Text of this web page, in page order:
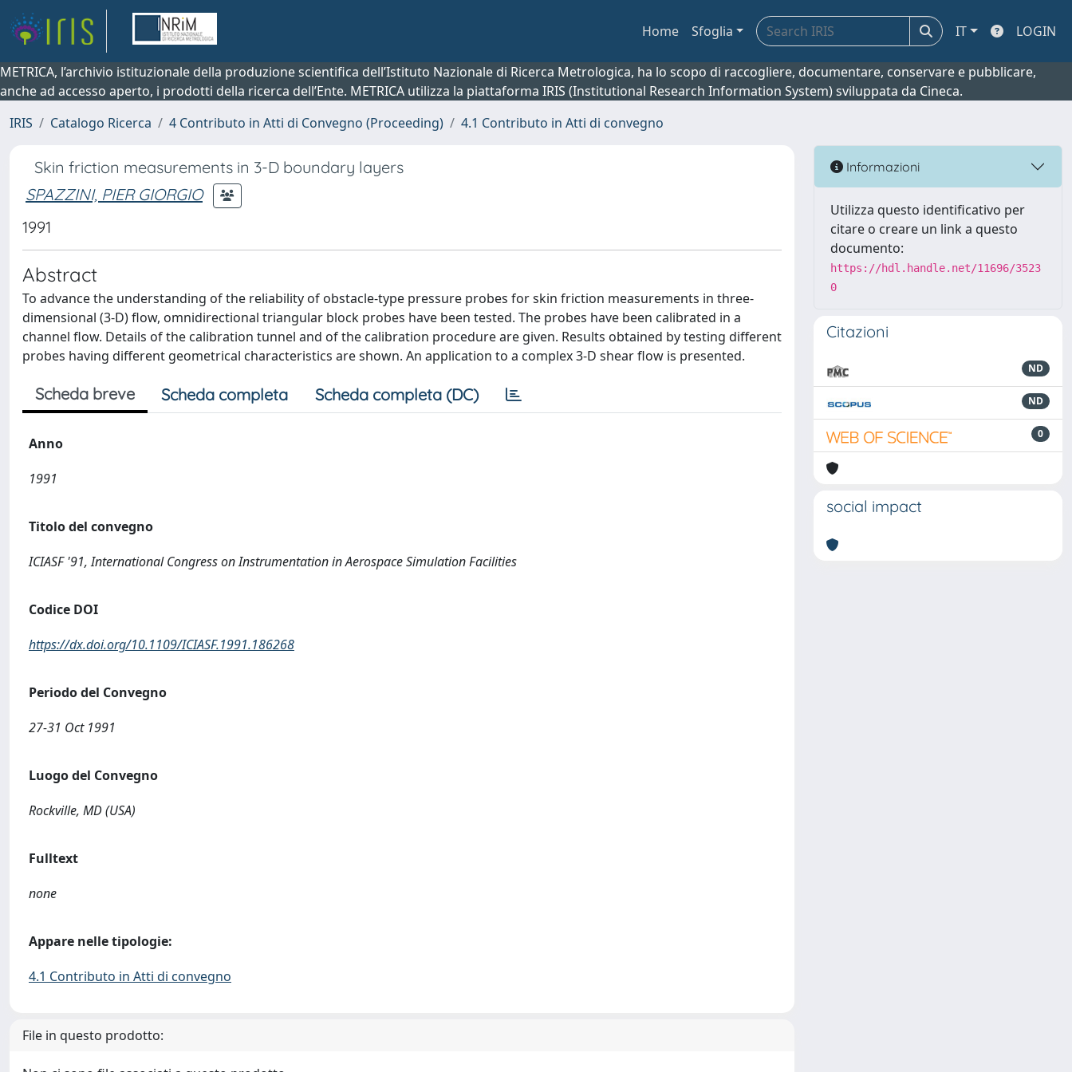
Home Sfoglia IT LOGIN
METRICA, l’archivio istituzionale della produzione scientifica dell’Istituto Nazionale di Ricerca Metrologica, ha lo scopo di raccogliere, documentare, conservare e pubblicare,
anche ad accesso aperto, i prodotti della ricerca dell’Ente. METRICA utilizza la piattaforma IRIS (Institutional Research Information System) sviluppata da Cineca.
IRIS
Catalogo Ricerca 4 Contributo in Atti di Convegno (Proceeding) 4.1 Contributo in Atti di convegno
Skin friction measurements in 3-D boundary layers
SPAZZINI, PIER GIORGIO
1991
Abstract
To advance the understanding of the reliability of obstacle-type pressure probes for skin friction measurements in three-
dimensional (3-D) flow, omnidirectional triangular block probes have been tested. The probes have been calibrated in a
channel flow. Details of the calibration tunnel and of the calibration procedure are given. Results obtained by testing different
probes having different geometrical characteristics are shown. An application to a complex 3-D shear flow is presented.
Scheda breve Scheda completa Scheda completa (DC)
Anno
1991
Titolo del convegno
ICIASF '91, International Congress on Instrumentation in Aerospace Simulation Facilities
Codice DOI
https://dx.doi.org/10.1109/ICIASF.1991.186268
Periodo del Convegno
27-31 Oct 1991
Luogo del Convegno
Rockville, MD (USA)
Fulltext
none
Appare nelle tipologie:
4.1 Contributo in Atti di convegno
File in questo prodotto:
Informazioni
Utilizza questo identificativo per
citare o creare un link a questo
documento:
https://hdl.handle.net/11696/3523
0
Citazioni
ND
ND
0
social impact